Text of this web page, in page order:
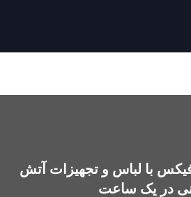
با لباس و تجهیزات آتش
در یک ساعت